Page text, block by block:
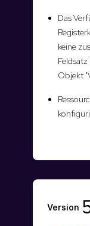
Das
keine
Objekt
Version